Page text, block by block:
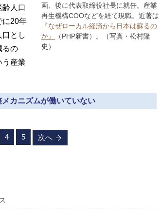
画、後に代表取締役社長に就任。産業
再生機構COOなどを経て現職。近著は
『なぜローカル経済から日本は蘇るの
か』
（PHP新書）。（写真・松村隆
史）
齢人口
に20年
とし
るの
う産業
カニズムが働いていない
4 5 次へ